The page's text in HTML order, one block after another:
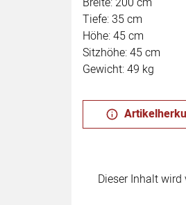
Tiefe: 35 cm
Höhe: 45 cm
Sitzhöhe: 45 cm
Gewicht: 49 kg
Dieser Inhalt